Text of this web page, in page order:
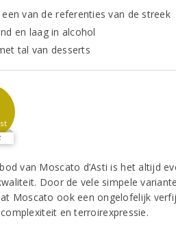
van de referenties van de streek
en laag in alcohol
tal van desserts
van Moscato d’Asti is het altijd
Door de vele simpele
Moscato ook een ongelofelijk
en terroirexpressie.